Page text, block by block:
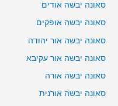
סאונה יבשה אודים
סאונה יבשה אופקים
סאונה יבשה אור יהודה
סאונה יבשה אור עקיבא
סאונה יבשה אורה
סאונה יבשה אורנית